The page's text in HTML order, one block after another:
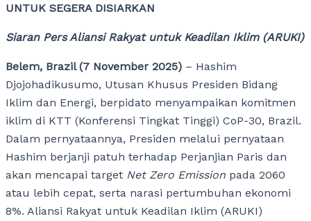
UNTUK SEGERA DISIARKAN
Siaran Pers Aliansi Rakyat untuk Keadilan Iklim (ARUKI)
Belem, Brazil (7 November 2025) – Hashim
Djojohadikusumo, Utusan Khusus Presiden Bidang
Iklim dan Energi, berpidato menyampaikan komitmen
iklim di KTT (Konferensi Tingkat Tinggi) CoP-30, Brazil.
Dalam pernyataannya, Presiden melalui pernyataan
Hashim berjanji patuh terhadap Perjanjian Paris dan
akan mencapai target Net Zero Emission pada 2060
atau lebih cepat, serta narasi pertumbuhan ekonomi
8%. Aliansi Rakyat untuk Keadilan Iklim (ARUKI)